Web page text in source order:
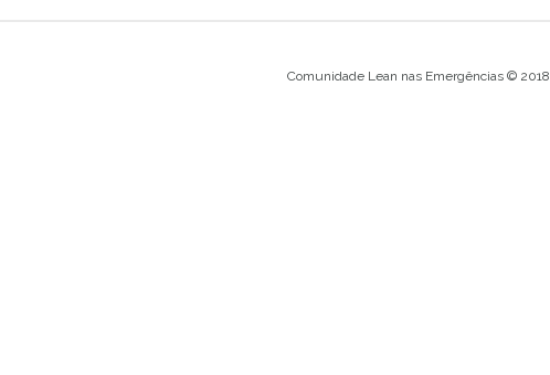
Comunidade Lean nas Emergências © 2018